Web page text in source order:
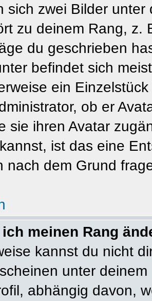
sich zwei Bilder
zu deinem Rang, z.
du geschrieben
befindet sich
ein
ob er
sie ihren Avatar
ist das eine
nach dem Grund
meinen Rang
kannst du nicht
unter
abhängig davon,